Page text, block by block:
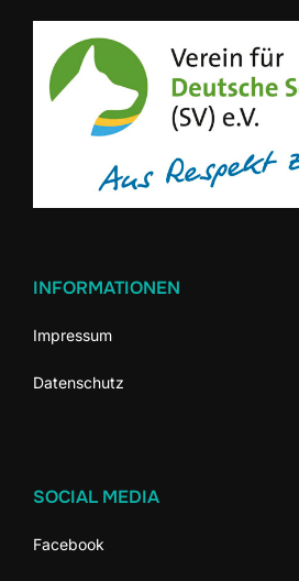
INFORMATIONEN
Impressum
Datenschutz
SOCIAL MEDIA
Facebook